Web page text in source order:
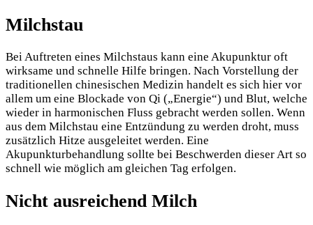
Milchstau
Bei Auftreten eines Milchstaus kann eine Akupunktur oft
wirksame und schnelle Hilfe bringen. Nach Vorstellung der
traditionellen chinesischen Medizin handelt es sich hier vor
allem um eine Blockade von Qi („Energie“) und Blut, welche
wieder in harmonischen Fluss gebracht werden sollen. Wenn
aus dem Milchstau eine Entzündung zu werden droht, muss
zusätzlich Hitze ausgeleitet werden. Eine
Akupunkturbehandlung sollte bei Beschwerden dieser Art so
schnell wie möglich am gleichen Tag erfolgen.
Nicht ausreichend Milch